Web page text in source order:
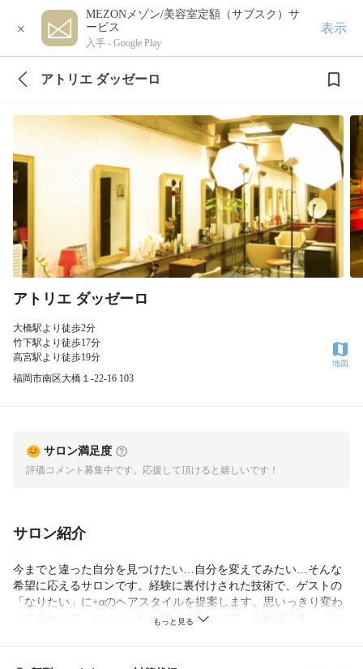
×
MEZONメゾン/美容室定額（サブスク）サ
ービス
入手 - Google Play
表示
アトリエ ダッゼーロ
アトリエ ダッゼーロ
大橋駅より徒歩2分
竹下駅より徒歩17分
高宮駅より徒歩19分
福岡市南区大橋１-22-16 103
地図
サロン満足度
評価コメント募集中です。応援して頂けると嬉しいです！
サロン紹介
今までと違った自分を見つけたい…自分を変えてみたい…そんな
希望に応えるサロンです。経験に裏付けされた技術で、ゲストの
「なりたい」に+αのヘアスタイルを提案します。思いっきり変わ
ってみたい方、ちょっとだけ変えてみたい方、大歓迎です。『ス